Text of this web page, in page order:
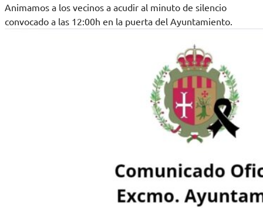
Animamos a los vecinos a acudir al minuto de silencio
convocado a las 12:00h en la puerta del Ayuntamiento.